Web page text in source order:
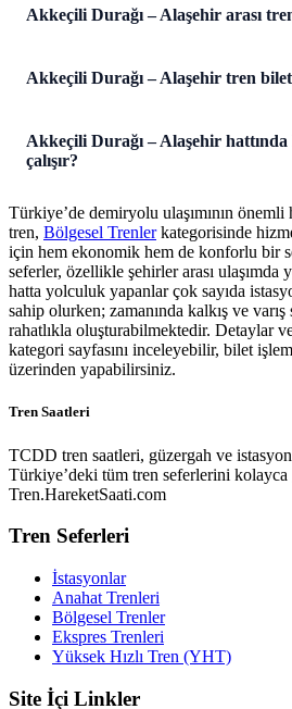
Akkeçili Durağı – Alaşehir arası
Akkeçili Durağı – Alaşehir tren
Akkeçili Durağı – Alaşehir
çalışır?
Türkiye’de demiryolu ulaşımının
tren, Bölgesel Trenlerkategorisinde
için hem ekonomik hem de konforlu bir
seferler, özellikle şehirler arası
hatta yolculuk yapanlar çok sayıda
sahip olurken; zamanında kalkış ve varış
rahatlıkla oluşturabilmektedir. Detaylar
kategori sayfasını inceleyebilir, bilet
üzerinden yapabilirsiniz.
Tren Saatleri
TCDD tren saatleri, güzergah ve
Türkiye’deki tüm tren seferlerini
Tren.HareketSaati.com
Tren Seferleri
İstasyonlar
Anahat Trenleri
Bölgesel Trenler
Ekspres Trenleri
Yüksek Hızlı Tren (YHT)
Site İçi Linkler